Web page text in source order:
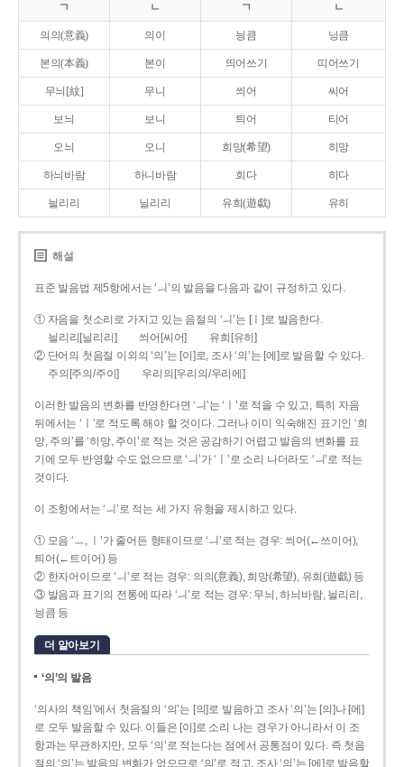
ㄱ ㄴ ㄱ ㄴ
의의(意義) 의이 닁큼 닝큼
본의(本義) 본이 띄어쓰기 띠어쓰기
무늬[紋] 무니 씌어 씨어
보늬 보니 틔어 티어
오늬 오니 희망(希望) 히망
하늬바람 하니바람 희다 히다
늴리리 닐리리 유희(遊戱) 유히
해설
표준 발음법 제5항에서는 ‘ㅢ’의 발음을 다음과 같이 규정하고 있다.
① 자음을 첫소리로 가지고 있는 음절의 ‘ㅢ’는 [ㅣ]로 발음한다.
늴리리[닐리리]
씌어[씨어]
유희[유히]
② 단어의 첫음절 이외의 ‘의’는 [이]로, 조사 ‘의’는 [에]로 발음할 수 있다.
주의[주의/주이]
우리의[우리의/우리에]
이러한 발음의 변화를 반영한다면 ‘ㅢ’는 ‘ㅣ’로 적을 수 있고, 특히 자음
뒤에서는 ‘ㅣ’로 적도록 해야 할 것이다. 그러나 이미 익숙해진 표기인 ‘희
망, 주의’를 ‘히망, 주이’로 적는 것은 공감하기 어렵고 발음의 변화를 표
기에 모두 반영할 수도 없으므로 ‘ㅢ’가 ‘ㅣ’로 소리 나더라도 ‘ㅢ’로 적는
것이다.
이 조항에서는 ‘ㅢ’로 적는 세 가지 유형을 제시하고 있다.
① 모음 ‘ㅡ, ㅣ’가 줄어든 형태이므로 ‘ㅢ’로 적는 경우: 씌어(←쓰이어),
틔어(←트이어) 등
② 한자어이므로 ‘ㅢ’로 적는 경우: 의의(意義), 희망(希望), 유희(遊戱) 등
③ 발음과 표기의 전통에 따라 ‘ㅢ’로 적는 경우: 무늬, 하늬바람, 늴리리,
닁큼 등
더 알아보기
‘의’의 발음
‘의사의 책임’에서 첫음절의 ‘의’는 [의]로 발음하고 조사 ‘의’는 [의]나 [에]
로 모두 발음할 수 있다. 이들은 [이]로 소리 나는 경우가 아니라서 이 조
항과는 무관하지만, 모두 ‘의’로 적는다는 점에서 공통점이 있다. 즉 첫음
절의 ‘의’는 발음의 변화가 없으므로 ‘의’로 적고, 조사 ‘의’는 [에]로 발음할